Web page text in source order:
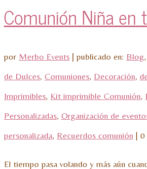
Comunión Niña en
por Merbo Events | publicado en: Blog,
de Dulces, Comuniones, Decoración,
Imprimibles, Kit imprimible Comunión,
Personalizadas, Organización de
personalizada, Recuerdos comunión | 0
El tiempo pasa volando y más aún